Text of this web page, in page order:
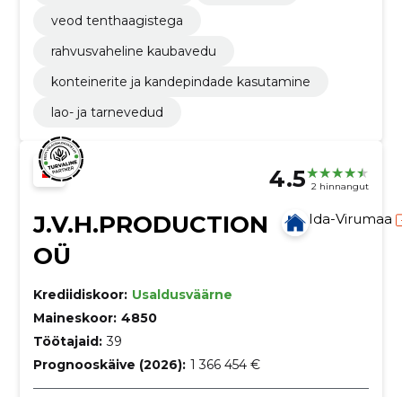
veod tenthaagistega
rahvusvaheline kaubavedu
konteinerite ja kandepindade kasutamine
lao- ja tarnevedud
4.5 2 hinnangut
J.V.H.PRODUCTION
OÜ
Ida-Virumaa
Krediidiskoor: Usaldusväärne
Maineskoor: 4850
Töötajaid: 39
Prognooskäive (2026): 1 366 454 €